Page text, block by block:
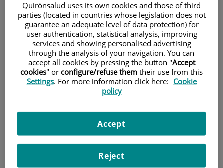
sino también de factores que actúan antes incluso de la
concepción.
En este cambio de paradigma, la epigenética se ha
convertido en el eje central. Este campo introduce una idea
clave: las decisiones y el estilo de vida de los futuros padres
pueden influir en la salud de su hijo antes de que exista el
embarazo.
Puede resultar complicado entender el significado de lo
que implica la "epigenética".
una sala de conciertos con un concertista y su piano en el
centro del escenario. Un piano con todas sus teclas, blancas
y negras.
La epigenetica sería el concertista y los genes las notas del
piano. De la calidad del concertista dependerá el sonido
Quirónsalud uses its own cookies and those of third
parties (located in countries whose legislation does not
guarantee an adequate level of data protection) for
user authentication, statistical analysis, improving
services and showing personalised advertising
through the analysis of your navigation. You can
accept all cookies by pressing the button "Accept
cookies" or configure/refuse them their use from this
Settings. For more information click here: Cookie
policy
Reject
Accept